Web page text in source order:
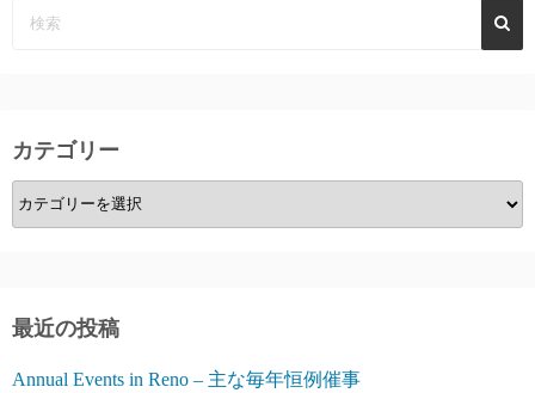
カテゴリー
カ
テ
ー
最近の投稿
Annual Events in Reno – 主な毎年恒例催事